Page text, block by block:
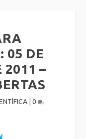
05 DE
2011 –
| 0